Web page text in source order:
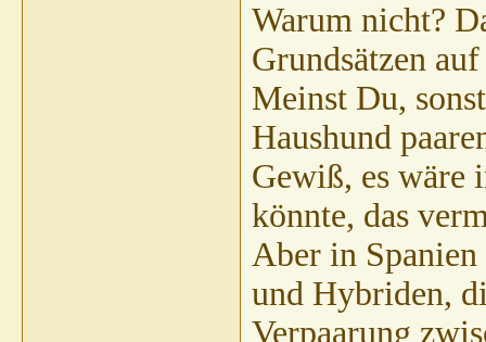
Warum nicht?
Grundsätzen
Meinst Du,
Haushund
Gewiß, es wäre
könnte, das
Aber in Spanien
und Hybriden,
Verpaarung